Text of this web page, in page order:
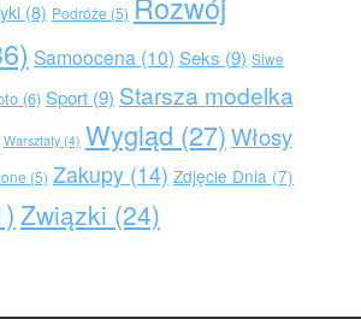
(8) Podróże (5)
Samoocena(10) Seks (9) Siwe
(6) Sport(9) Starsza modelka
Warsztaty(4) Wygląd (27)Włosy
(5) Zakupy(14) Zdjęcie Dnia(7)
Związki (24)